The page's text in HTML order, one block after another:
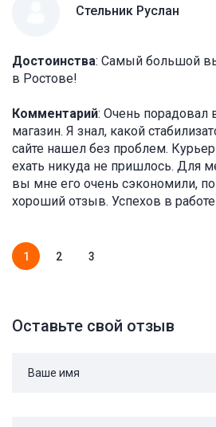
Стельник Руслан
Достоинства: Самый большой
в Ростове!
Комментарий: Очень порадовал
магазин. Я знал, какой
сайте нашел без проблем.
ехать никуда не пришлось. Для
вы мне его очень сэкономили,
хороший отзыв. Успехов в
1 2 3
Оставьте свой отзыв
Ваше имя